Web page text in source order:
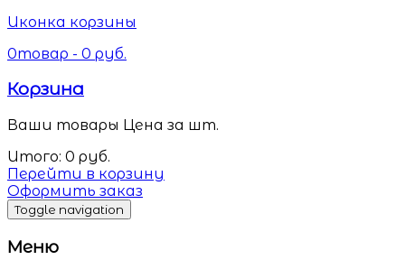
Иконка корзины
0товар - 0 руб.
Корзина
Ваши товары Цена за шт.
Итого: 0 руб.
Перейти в корзину
Оформить заказ
Toggle navigation
Меню